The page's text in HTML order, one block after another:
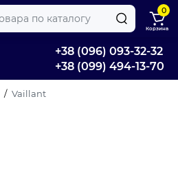
+38 (096) 093-32-32
+38 (099) 494-13-70
0
Корзина
Vaillant